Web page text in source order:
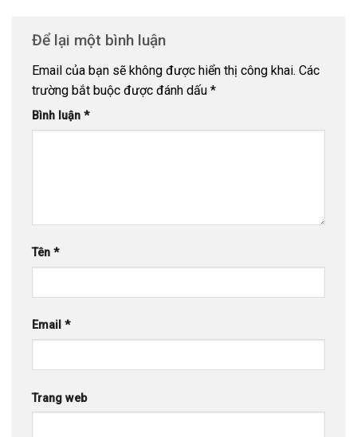
Để lại một bình luận
Email của bạn sẽ không được hiển thị công khai. Các
trường bắt buộc được đánh dấu *
Bình luận *
Tên *
Email *
Trang web